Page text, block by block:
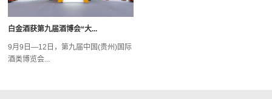
白金酒获第九届酒博会“大...
9月9日—12日，第九届中国(贵州)国际
酒类博览会...